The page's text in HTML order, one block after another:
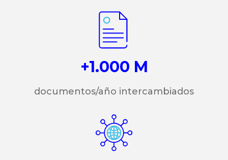
+1.000 M
documentos/año intercambiados